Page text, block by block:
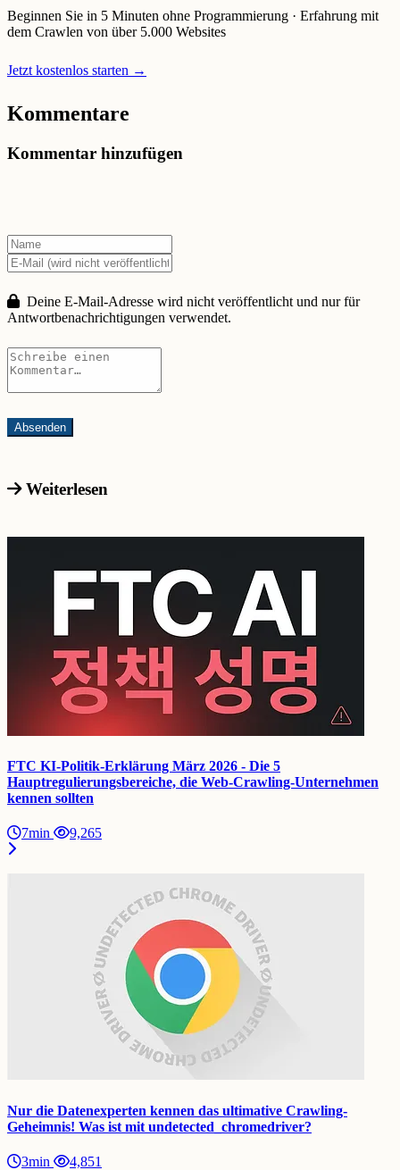
Beginnen Sie in 5 Minuten ohne Programmierung · Erfahrung mit
dem Crawlen von über 5.000 Websites
Jetzt kostenlos starten →
Kommentare
Kommentar hinzufügen
Deine E-Mail-Adresse wird nicht veröffentlicht und nur für
Antwortbenachrichtigungen verwendet.
Weiterlesen
FTC KI-Politik-Erklärung März 2026 - Die 5
Hauptregulierungsbereiche, die Web-Crawling-Unternehmen
kennen sollten
7min 9,265
Nur die Datenexperten kennen das ultimative Crawling-
Geheimnis! Was ist mit undetected_chromedriver?
3min 4,851